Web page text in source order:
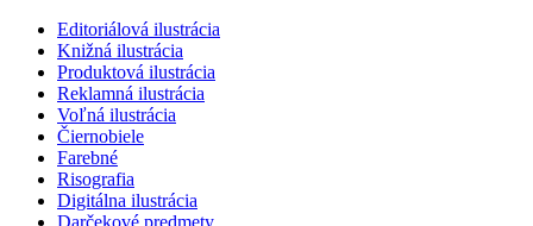
Editoriálová ilustrácia
Knižná ilustrácia
Produktová ilustrácia
Reklamná ilustrácia
Voľná ilustrácia
Čiernobiele
Farebné
Risografia
Digitálna ilustrácia
Darčekové predmety